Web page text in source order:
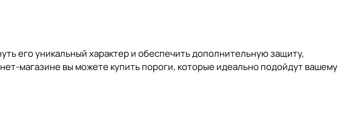
его уникальный характер и обеспечить дополнительную защиту,
магазине вы можете купить пороги, которые идеально подойдут вашему